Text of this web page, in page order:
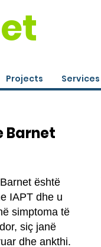
Projects Services
Barnet
është
IAPT dhe u
simptoma të
siç janë
dhe ankthi.